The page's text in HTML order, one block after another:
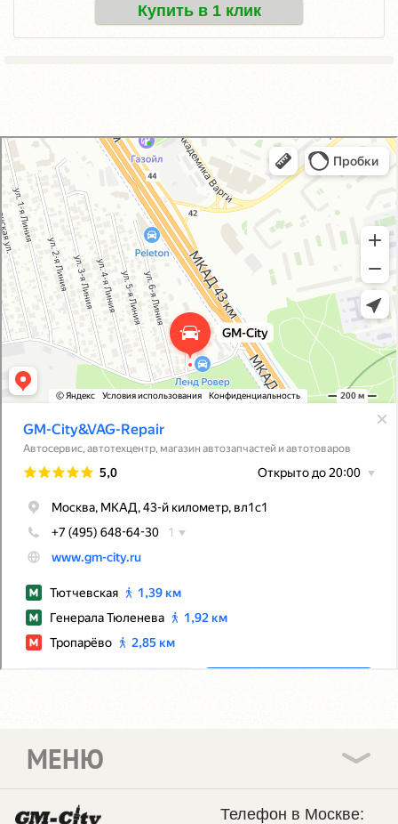
Купить в 1 клик
GM-City&VAG-Repair
Автосервис, автотехцентр в Москве
Магазин автозапчастей и автотоваров в Москве
МЕНЮ
Телефон в Москве: